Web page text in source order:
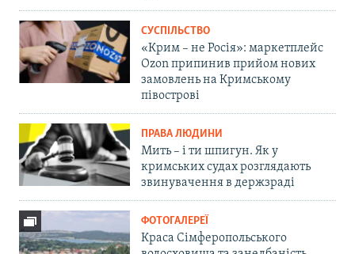
СУСПІЛЬСТВО
«Крим – не Росія»: маркетплейс
Ozon припинив прийом нових
замовлень на Кримському
півострові
ПРАВА ЛЮДИНИ
Мить – і ти шпигун. Як у
кримських судах розглядають
звинувачення в держзраді
ФОТОГАЛЕРЕЇ
Краса Сімферопольського